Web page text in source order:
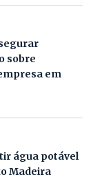
sobre
em
água potável
Madeira